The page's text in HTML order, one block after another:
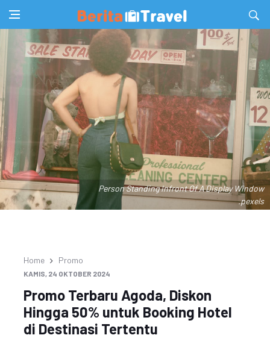
Person Standing Infront Of A Display Window
.pexels
Home Promo
KAMIS, 24 OKTOBER 2024
Promo Terbaru Agoda, Diskon
Hingga 50% untuk Booking Hotel
di Destinasi Tertentu